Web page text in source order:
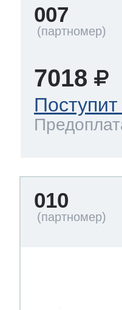
007
7018
010